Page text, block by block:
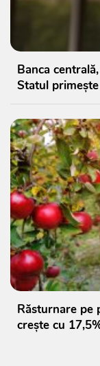
Banca
Statul
Răsturnare pe
crește cu